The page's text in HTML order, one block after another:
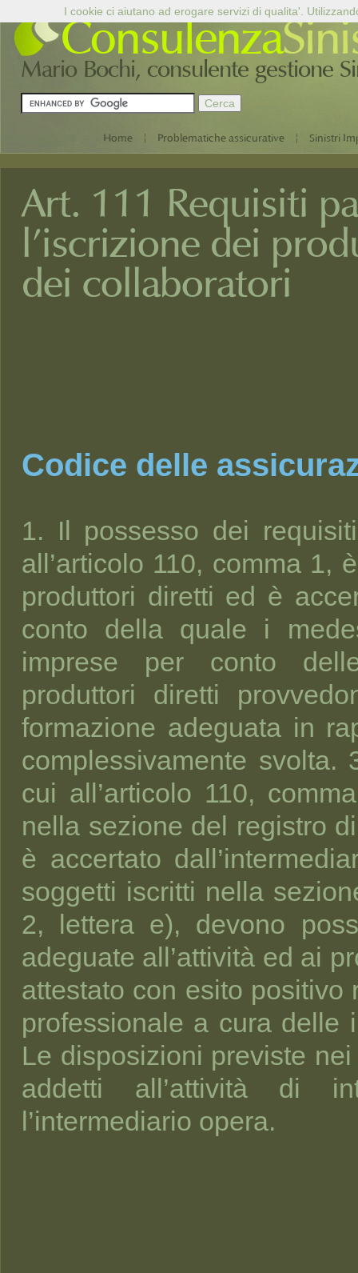
Consulenza
Mario Bochi, consulente gestione
Home | Problematiche assicurative | Sinistri
Art. 111 Requisiti
l’iscrizione dei
dei collaboratori
Codice delle
1. Il possesso dei
all’articolo 110, comma 1,
produttori diretti ed è
conto della quale i
imprese per conto
produttori diretti
formazione adeguata in
complessivamente
cui all’articolo 110,
nella sezione del registro
è accertato
soggetti iscritti nella
2, lettera e), devono
adeguate all’attività ed ai
attestato con esito
professionale a cura delle
Le disposizioni previste
addetti all’attività di
l’intermediario opera.
I cookie ci aiutano ad erogare servizi di qualita'.